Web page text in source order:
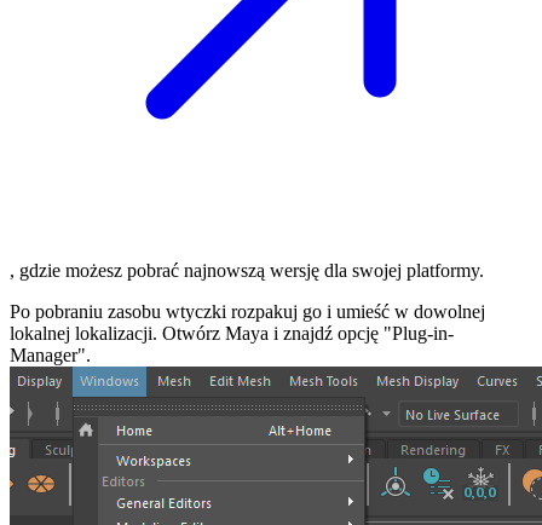
, gdzie możesz pobrać najnowszą wersję dla swojej platformy.
Po pobraniu zasobu wtyczki rozpakuj go i umieść w dowolnej
lokalnej lokalizacji. Otwórz Maya i znajdź opcję "Plug-in-
Manager".